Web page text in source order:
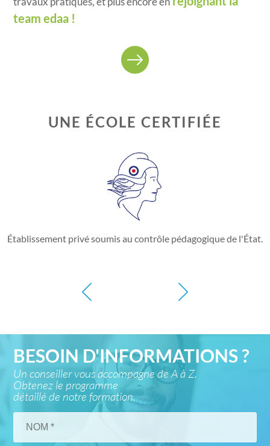
team edaa !
UNE ÉCOLE CERTIFIÉE
Établissement privé soumis au contrôle pédagogique de l'État.
BESOIN D'INFORMATIONS ?
Un conseiller vous accompagne de A à Z.
Obtenez le programme
détaillé de notre formation.